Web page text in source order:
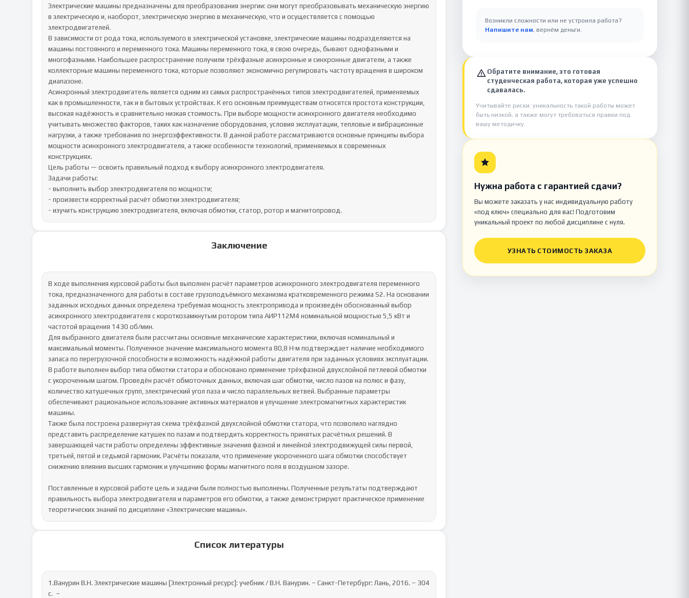
Электрические машины предназначены для преобразования энергии: они могут преобразовывать механическую энергию
в электрическую и, наоборот, электрическую энергию в механическую, что и осуществляется с помощью
электродвигателей.
В зависимости от рода тока, используемого в электрической установке, электрические машины подразделяются на
машины постоянного и переменного тока. Машины переменного тока, в свою очередь, бывают однофазными и
многофазными. Наибольшее распространение получили трёхфазные асинхронные и синхронные двигатели, а также
коллекторные машины переменного тока, которые позволяют экономично регулировать частоту вращения в широком
диапазоне.
Асинхронный электродвигатель является одним из самых распространённых типов электродвигателей, применяемых
как в промышленности, так и в бытовых устройствах. К его основным преимуществам относятся простота конструкции,
высокая надёжность и сравнительно низкая стоимость. При выборе мощности асинхронного двигателя необходимо
учитывать множество факторов, таких как назначение оборудования, условия эксплуатации, тепловые и вибрационные
нагрузки, а также требования по энергоэффективности. В данной работе рассматриваются основные принципы выбора
мощности асинхронного электродвигателя, а также особенности технологий, применяемых в современных
конструкциях.
Цель работы — освоить правильный подход к выбору асинхронного электродвигателя.
Задачи работы:
- выполнить выбор электродвигателя по мощности;
- произвести корректный расчёт обмотки электродвигателя;
- изучить конструкцию электродвигателя, включая обмотки, статор, ротор и магнитопровод.
Заключение
В ходе выполнения курсовой работы был выполнен расчёт параметров асинхронного электродвигателя переменного
тока, предназначенного для работы в составе грузоподъёмного механизма кратковременного режима S2. На основании
заданных исходных данных определена требуемая мощность электропривода и произведён обоснованный выбор
асинхронного электродвигателя с короткозамкнутым ротором типа АИР112М4 номинальной мощностью 5,5 кВт и
частотой вращения 1430 об/мин.
Для выбранного двигателя были рассчитаны основные механические характеристики, включая номинальный и
максимальный моменты. Полученное значение максимального момента 80,8 Н·м подтверждает наличие необходимого
запаса по перегрузочной способности и возможность надёжной работы двигателя при заданных условиях эксплуатации.
В работе выполнен выбор типа обмотки статора и обосновано применение трёхфазной двухслойной петлевой обмотки
с укороченным шагом. Проведён расчёт обмоточных данных, включая шаг обмотки, число пазов на полюс и фазу,
количество катушечных групп, электрический угол паза и число параллельных ветвей. Выбранные параметры
обеспечивают рациональное использование активных материалов и улучшение электромагнитных характеристик
машины.
Также была построена развернутая схема трёхфазной двухслойной обмотки статора, что позволило наглядно
представить распределение катушек по пазам и подтвердить корректность принятых расчётных решений. В
завершающей части работы определены эффективные значения фазной и линейной электродвижущей силы первой,
третьей, пятой и седьмой гармоник. Расчёты показали, что применение укороченного шага обмотки способствует
снижению влияния высших гармоник и улучшению формы магнитного поля в воздушном зазоре.
Поставленные в курсовой работе цель и задачи были полностью выполнены. Полученные результаты подтверждают
правильность выбора электродвигателя и параметров его обмотки, а также демонстрируют практическое применение
теоретических знаний по дисциплине «Электрические машины».
Список литературы
1.Ванурин В.Н. Электрические машины [Электронный ресурс]: учебник / В.Н. Ванурин. – Санкт-Петербург: Лань, 2016. – 304
с.  –
Возникли сложности или не устроила работа?
Напишите нам, вернём деньги.
Обратите внимание, это готовая
студенческая работа, которая уже успешно
сдавалась.
Учитывайте риски: уникальность такой работы может
быть низкой, а также могут требоваться правки под
вашу методичку.
Нужна работа с гарантией сдачи?
Вы можете заказать у нас индивидуальную работу
«под ключ» специально для вас! Подготовим
уникальный проект по любой дисциплине с нуля.
УЗНАТЬ СТОИМОСТЬ ЗАКАЗА